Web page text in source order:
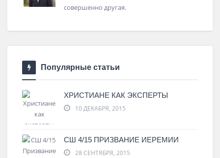
совершенно другая.
Популярные статьи
ХРИСТИАНЕ КАК ЭКСПЕРТЫ
10 ДЕКАБРЯ, 2015
СШ 4/15 ПРИЗВАНИЕ ИЕРЕМИИ
28 СЕНТЯБРЯ, 2015